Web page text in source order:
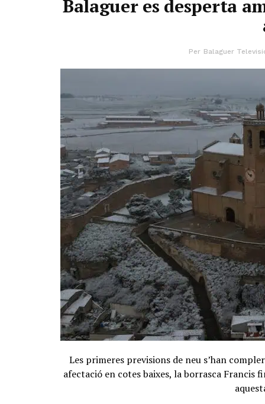
Balaguer es desperta
Per Balaguer
Les primeres previsions de neu s’han
afectació en cotes baixes, la borrasca Francis